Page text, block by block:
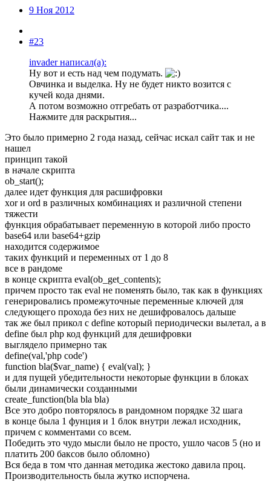
9 Ноя 2012
#23
invader написал(а):
Ну вот и есть над чем подумать.
Овчинка и выделка. Ну не будет никто возится с
кучей кода днями.
А потом возможно отгребать от разработчика....
Нажмите для раскрытия...
Это было примерно 2 года назад, сейчас искал сайт так и не
нашел
принцип такой
в начале скрипта
ob_start();
далее идет функция для расшифровки
xor и ord в различных комбинациях и различной степени
тяжести
функция обрабатывает переменную в которой либо просто
base64 или base64+gzip
находится содержимое
таких функций и переменных от 1 до 8
все в рандоме
в конце скрипта eval(ob_get_contents);
причем просто так eval не поменять было, так как в функциях
генерировались промежуточные переменные ключей для
следующего прохода без них не дешифровалось дальше
так же был прикол с define который периодически вылетал, а в
define был php код функций для дешифровки
выглядело примерно так
define(val,'php code')
function bla($var_name) { eval(val); }
и для пущей убедительности некоторые функции в блоках
были динамически созданными
create_function(bla bla bla)
Все это добро повторялось в рандомном порядке 32 шага
в конце была 1 фунция и 1 блок внутри лежал исходник,
причем с комментами со всем.
Победить это чудо мысли было не просто, ушло часов 5 (но и
платить 200 баксов было обломно)
Вся беда в том что данная методика жестоко давила проц.
Производительность была жутко испорчена.